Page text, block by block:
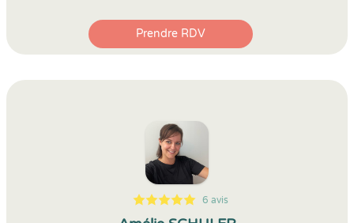
Prendre RDV
5
1
5
6 6 avis